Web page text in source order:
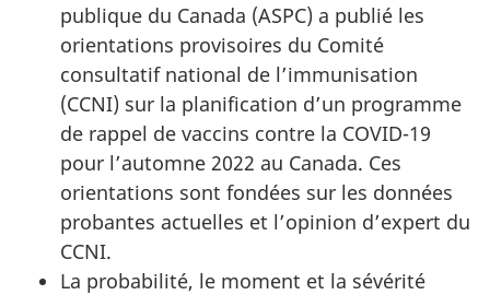
publique du Canada (ASPC) a publié les
orientations provisoires du Comité
consultatif national de l’immunisation
(CCNI) sur la planification d’un programme
de rappel de vaccins contre la COVID-19
pour l’automne 2022 au Canada. Ces
orientations sont fondées sur les données
probantes actuelles et l’opinion d’expert du
CCNI.
La probabilité, le moment et la sévérité